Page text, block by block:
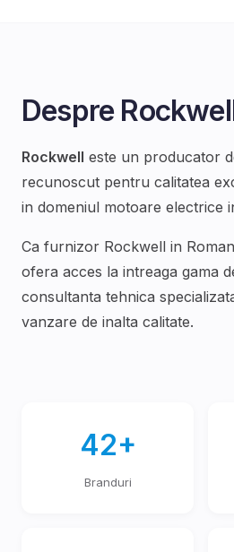
Despre
Rockwell este un producator
recunoscut pentru calitatea
in domeniul motoare electrice
Ca furnizor Rockwell in
ofera acces la intreaga gama
consultanta tehnica
vanzare de inalta calitate.
42+
Branduri